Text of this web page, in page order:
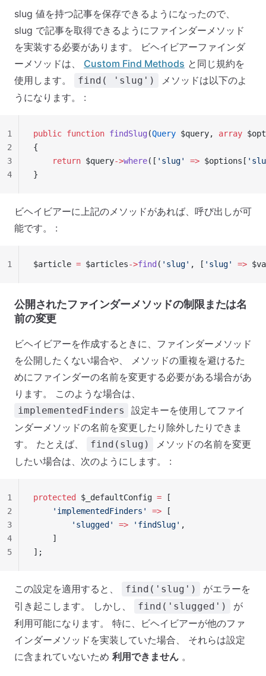
slug 値を持つ記事を保存できるようになったので、
slug で記事を取得できるようにファインダーメソッド
を実装する必要があります。 ビヘイビアーファインダ
ーメソッドは、 Custom Find Methods と同じ規約を
使用します。
find( 'slug')
メソッドは以下のよ
うになります。 :
public function findSlug (Query $query, array
{
    return
$query->where([ 'slug' => $options[
}
1
2
3
4
ビヘイビアーに上記のメソッドがあれば、呼び出しが可
能です。 :
$article = $articles->find ( 'slug' , [ 'slug' =>
1
公開されたファインダーメソッドの制限または名
前の変更
ビヘイビアーを作成するときに、ファインダーメソッド
を公開したくない場合や、 メソッドの重複を避けるた
めにファインダーの名前を変更する必要がある場合があ
ります。 このような場合は、
implementedFinders
設定キーを使用してファイ
ンダーメソッドの名前を変更したり除外したりできま
す。 たとえば、
find(slug)
メソッドの名前を変更
したい場合は、次のようにします。 :
protected $_defaultConfig = [
    'implementedFinders'
=> [
        'slugged'
=> 'findSlug' ,
    ]
];
1
2
3
4
5
この設定を適用すると、 find('slug')
がエラーを
引き起こします。 しかし、
find('slugged')
が
利用可能になります。 特に、ビヘイビアーが他のファ
インダーメソッドを実装していた場合、 それらは設定
に含まれていないため 利用できません 。